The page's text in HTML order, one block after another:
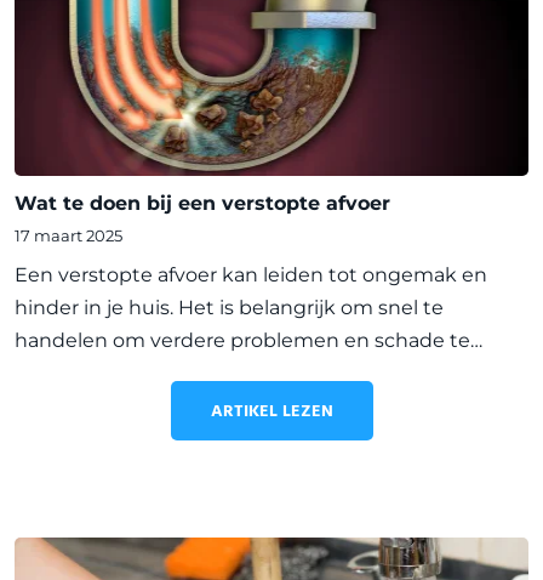
Wat te doen bij een verstopte afvoer
17 maart 2025
Een verstopte afvoer kan leiden tot ongemak en
hinder in je huis. Het is belangrijk om snel te
handelen om verdere problemen en schade te
van Loodgieter Koning over hoe je het beste kunt
handelen bij een
ARTIKEL LEZEN